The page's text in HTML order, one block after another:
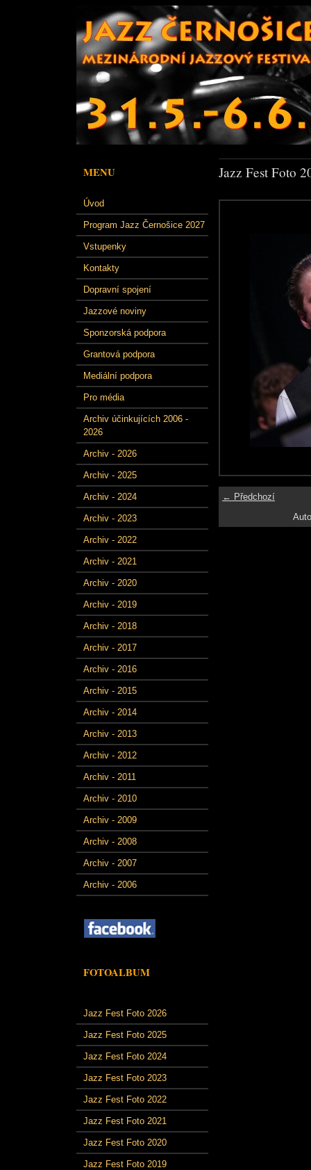
MENU
Úvod
Program Jazz Černošice 2027
Vstupenky
Kontakty
Dopravní spojení
Jazzové noviny
Sponzorská podpora
Grantová podpora
Mediální podpora
Pro média
Archiv účinkujících 2006 -
2026
Archiv - 2026
Archiv - 2025
Archiv - 2024
Archiv - 2023
Archiv - 2022
Archiv - 2021
Archiv - 2020
Archiv - 2019
Archiv - 2018
Archiv - 2017
Archiv - 2016
Archiv - 2015
Archiv - 2014
Archiv - 2013
Archiv - 2012
Archiv - 2011
Archiv - 2010
Archiv - 2009
Archiv - 2008
Archiv - 2007
Archiv - 2006
FOTOALBUM
Jazz Fest Foto 2026
Jazz Fest Foto 2025
Jazz Fest Foto 2024
Jazz Fest Foto 2023
Jazz Fest Foto 2022
Jazz Fest Foto 2021
Jazz Fest Foto 2020
Jazz Fest Foto 2019
Jazz Fest Foto
← Předchozí